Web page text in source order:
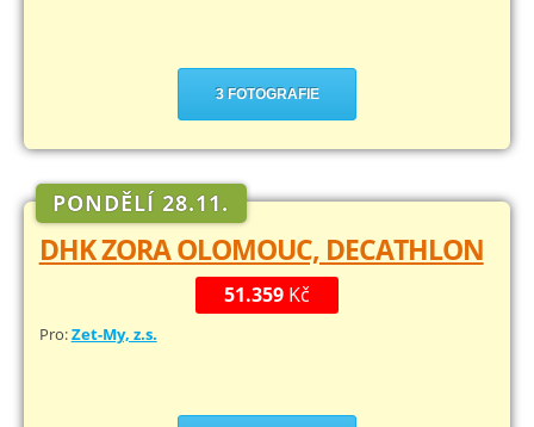
3 FOTOGRAFIE
PONDĚLÍ 28.11.
DHK ZORA OLOMOUC, DECATHLON
51.359 Kč
Pro:Zet-My, z.s.